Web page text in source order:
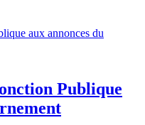
Publique